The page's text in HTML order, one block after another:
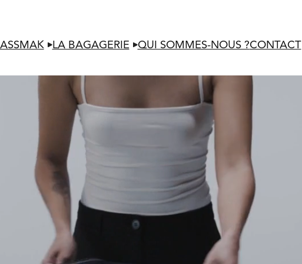
LA BAGAGERIE QUI SOMMES-NOUS ?CONTACT